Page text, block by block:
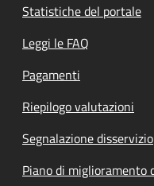
Statistiche del portale
Leggi le FAQ
Pagamenti
Riepilogo valutazioni
Segnalazione disservizio
Piano di miglioramento